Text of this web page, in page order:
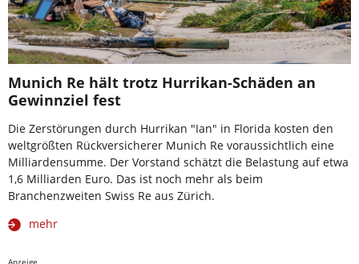
Munich Re hält trotz Hurrikan-Schäden an
Gewinnziel fest
Die Zerstörungen durch Hurrikan "Ian" in Florida kosten den
weltgrößten Rückversicherer Munich Re voraussichtlich eine
Milliardensumme. Der Vorstand schätzt die Belastung auf etwa
1,6 Milliarden Euro. Das ist noch mehr als beim
Branchenzweiten Swiss Re aus Zürich.
mehr
Anzeige